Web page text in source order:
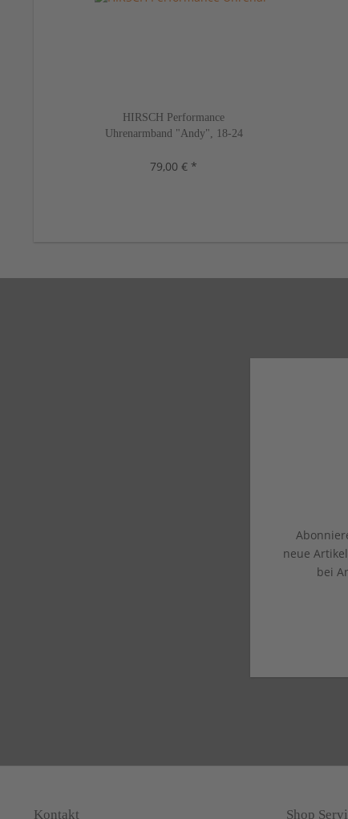
HIRSCH Performance
Uhrenarmband "Andy", 18-24
79,00 € *
neue
bei
Kontakt Shop